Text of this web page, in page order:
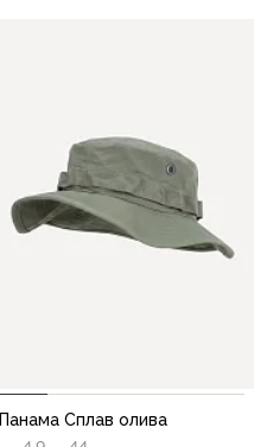
Панама Сплав олива